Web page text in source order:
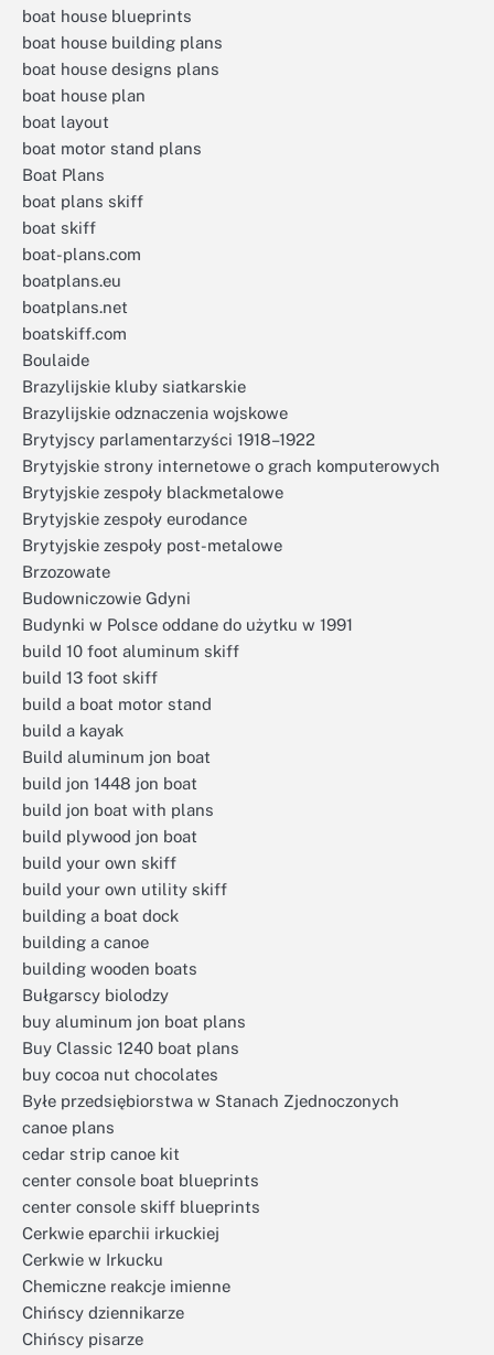
boat house blueprints
boat house building plans
boat house designs plans
boat house plan
boat layout
boat motor stand plans
Boat Plans
boat plans skiff
boat skiff
boat-plans.com
boatplans.eu
boatplans.net
boatskiff.com
Boulaide
Brazylijskie kluby siatkarskie
Brazylijskie odznaczenia wojskowe
Brytyjscy parlamentarzyści 1918–1922
Brytyjskie strony internetowe o grach komputerowych
Brytyjskie zespoły blackmetalowe
Brytyjskie zespoły eurodance
Brytyjskie zespoły post-metalowe
Brzozowate
Budowniczowie Gdyni
Budynki w Polsce oddane do użytku w 1991
build 10 foot aluminum skiff
build 13 foot skiff
build a boat motor stand
build a kayak
Build aluminum jon boat
build jon 1448 jon boat
build jon boat with plans
build plywood jon boat
build your own skiff
build your own utility skiff
building a boat dock
building a canoe
building wooden boats
Bułgarscy biolodzy
buy aluminum jon boat plans
Buy Classic 1240 boat plans
buy cocoa nut chocolates
Byłe przedsiębiorstwa w Stanach Zjednoczonych
canoe plans
cedar strip canoe kit
center console boat blueprints
center console skiff blueprints
Cerkwie eparchii irkuckiej
Cerkwie w Irkucku
Chemiczne reakcje imienne
Chińscy dziennikarze
Chińscy pisarze